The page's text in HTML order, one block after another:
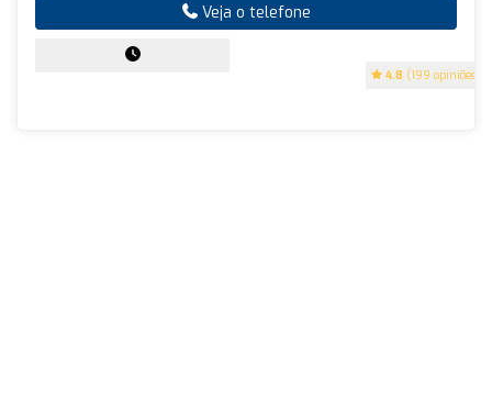
4.8 (199 opiniões)
Veja o telefone